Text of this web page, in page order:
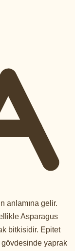
anlamına gelir.
Asparagus
bitkisidir. Epitet
gövdesinde yaprak